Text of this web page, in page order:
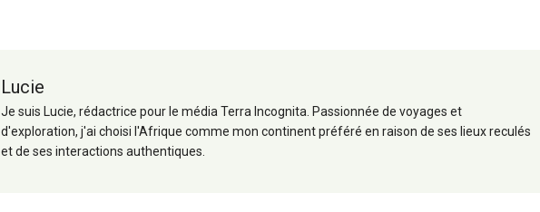
Lucie
Je suis Lucie, rédactrice pour le média Terra Incognita. Passionnée de voyages et
d'exploration, j'ai choisi l'Afrique comme mon continent préféré en raison de ses lieux reculés
et de ses interactions authentiques.